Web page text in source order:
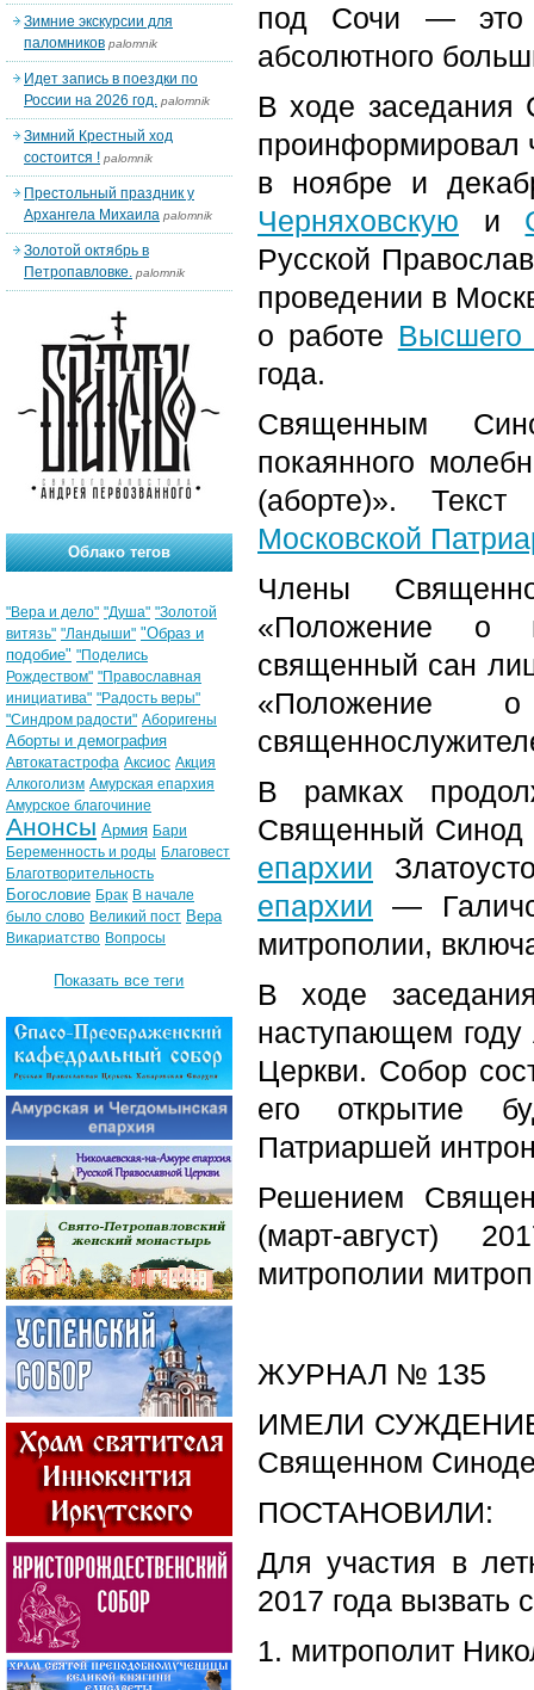
под Сочи — это
абсолютного
В ходе заседания
проинформировал
в ноябре и
Черняховскую и
Русской
проведении в
о работе Высшего
года.
Священным
покаянного
(аборте)».
Московской
Члены
«Положение о
священный сан
«Положение
В рамках
Священный Синод
епархии
епархии —
митрополии,
В ходе
наступающем году
Церкви. Собор
его открытие
Патриаршей
Решением
(март-август)
митрополии
ЖУРНАЛ № 135
ИМЕЛИ СУЖДЕНИЕ
Священном Синоде
ПОСТАНОВИЛИ:
Для участия в
2017 года
1. митрополит
Зимние экскурсии для
паломников palomnik
Идет запись в поездки по
России на 2026 год. palomnik
Зимний Крестный ход
состоится ! palomnik
Престольный праздник у
Архангела Михаила palomnik
Золотой октябрь в
Петропавловке. palomnik
Облако тегов
"Вера и дело" "Душа" "Золотой
витязь" "Ландыши" "Образ и
подобие" "Поделись
Рождеством" "Православная
инициатива" "Радость веры"
"Синдром радости" Аборигены
Аборты и демография
Автокатастрофа Аксиос Акция
Алкоголизм Амурская епархия
Амурское благочиние
Анонсы Армия Бари
Беременность и роды Благовест
Благотворительность
Богословие Брак В начале
было слово Великий пост Вера
Викариатство Вопросы
Показать все теги